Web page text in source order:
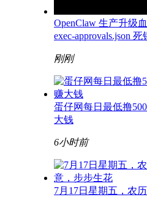
OpenClaw 生产升级
exec-approvals.json
刚刚
蛋仔网每日最低撸
大钱
6小时前
7月17日星期五，农